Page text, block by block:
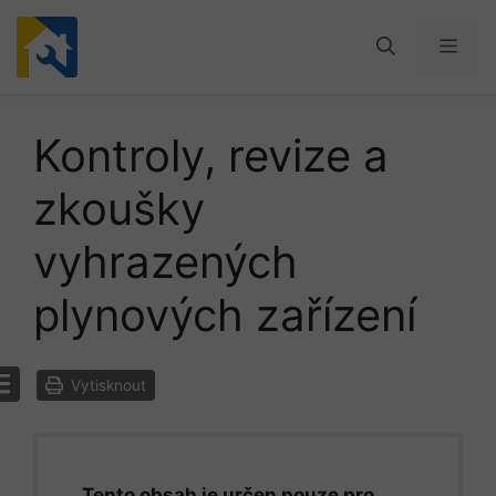
Přeskočit
obsah
Kontroly, revize a
zkoušky
vyhrazených
plynových zařízení
Vytisknout